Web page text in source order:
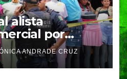
alista
por
y regreso a
ANDRADE CRUZ